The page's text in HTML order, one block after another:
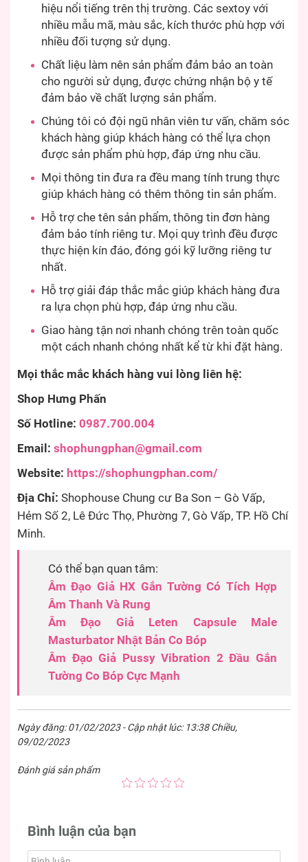
hiệu nổi tiếng trên thị trường. Các sextoy với
nhiều mẫu mã, màu sắc, kích thước phù hợp với
nhiều đối tượng sử dụng.
Chất liệu làm nên sản phẩm đảm bảo an toàn
cho người sử dụng, được chứng nhận bộ y tế
đảm bảo về chất lượng sản phẩm.
Chúng tôi có đội ngũ nhân viên tư vấn, chăm sóc
khách hàng giúp khách hàng có thể lựa chọn
được sản phẩm phù hợp, đáp ứng nhu cầu.
Mọi thông tin đưa ra đều mang tính trung thực
giúp khách hàng có thêm thông tin sản phẩm.
Hỗ trợ che tên sản phẩm, thông tin đơn hàng
đảm bảo tính riêng tư. Mọi quy trình đều được
thực hiện kín đáo, đóng gói kỹ lưỡng riêng tư
nhất.
Hỗ trợ giải đáp thắc mắc giúp khách hàng đưa
ra lựa chọn phù hợp, đáp ứng nhu cầu.
Giao hàng tận nơi nhanh chóng trên toàn quốc
một cách nhanh chóng nhất kể từ khi đặt hàng.
Mọi thắc mắc khách hàng vui lòng liên hệ:
Shop Hưng Phấn
Số Hotline: 0987.700.004
Email: shophungphan@gmail.com
Website: https://shophungphan.com/
Địa Chỉ: Shophouse Chung cư Ba Son – Gò Vấp,
Hẻm Số 2, Lê Đức Thọ, Phường 7, Gò Vấp, TP. Hồ Chí
Minh.
Có thể bạn quan tâm:
Âm Đạo Giả HX Gắn Tường Có Tích Hợp
Âm Thanh Và Rung
Âm Đạo Giả Leten Capsule Male
Masturbator Nhật Bản Co Bóp
Âm Đạo Giả Pussy Vibration 2 Đầu Gắn
Tường Co Bóp Cực Mạnh
Ngày đăng: 01/02/2023 - Cập nhật lúc: 13:38 Chiều,
09/02/2023
Đánh giá sản phẩm
Bình luận của bạn